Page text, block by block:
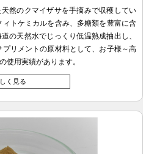
然のクマイザサを手摘みで収穫してい
トケミカルを含み、多糖類を豊富に含
の天然水でじっくり低温熟成抽出し、
リメントの原材料として、お子様～高
使用実績があります。
く見る